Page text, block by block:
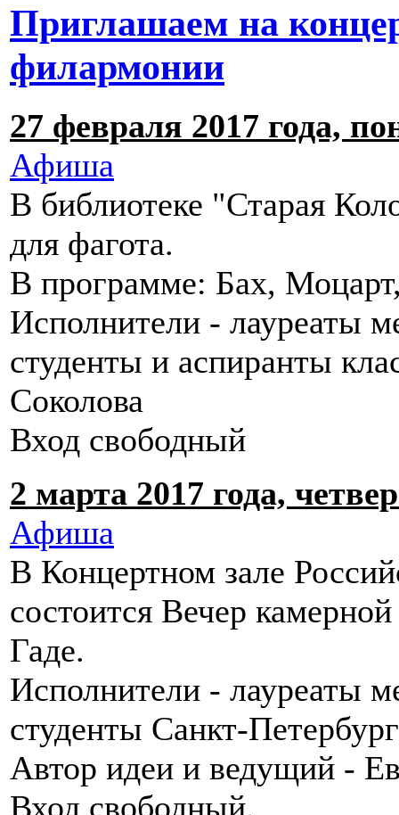
Приглашаем на
филармонии
27 февраля 2017 года,
Афиша
В библиотеке "Старая
для фагота.
В программе: Бах,
Исполнители - лауреаты
студенты и аспиранты
Соколова
Вход свободный
2 марта 2017 года,
Афиша
В Концертном зале
состоится Вечер
Гаде.
Исполнители - лауреаты
студенты Санкт-
Автор идеи и ведущий -
Вход свободный.